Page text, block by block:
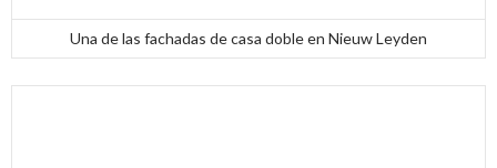
Una de las fachadas de casa doble en Nieuw Leyden